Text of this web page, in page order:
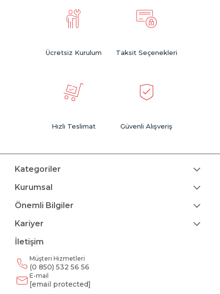
Ücretsiz Kurulum Taksit Seçenekleri
Hızlı Teslimat Güvenli Alışveriş
Kategoriler
Kurumsal
Önemli Bilgiler
Kariyer
İletişim
Müşteri Hizmetleri
(0 850) 532 56 56
E-mail
[email protected]